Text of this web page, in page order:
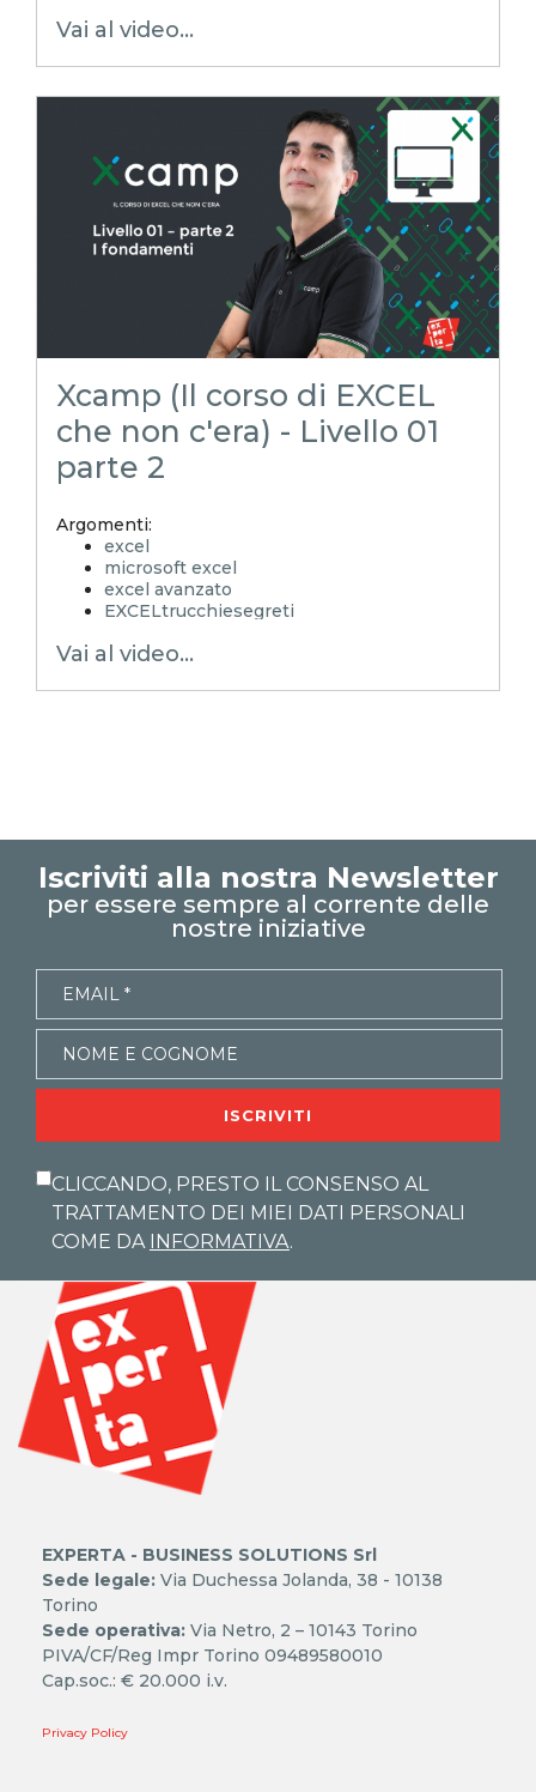
xls
excel tips
EXCELoltreognilimite
EXCELoltreognilimiteTRUCCHIeSEGRETI
excel tutorial italiano
excel magico
Xcamp
emmanuele vietti
corso excel
iniziare a impare excel
Xcamp teoria
Vai al video...
Xcamp (Il corso di EXCEL
che non c'era) - Livello 01
parte 2
Argomenti:
excel
microsoft excel
excel avanzato
EXCELtrucchiesegreti
xlsx
EXCELoltreognilimiteTRUCCHIeSEGRETI
foglio di lavoro
collegamenti esterni
formule
collegamenti
commenti
Xcamp teoria
Vai al video...
Iscriviti alla nostra Newsletter
per essere sempre al corrente delle
nostre iniziative
ISCRIVITI
CLICCANDO, PRESTO IL CONSENSO AL
TRATTAMENTO DEI MIEI DATI PERSONALI
COME DA INFORMATIVA.
EXPERTA - BUSINESS SOLUTIONS Srl
Sede legale: Via Duchessa Jolanda, 38 - 10138
Torino
Sede operativa: Via Netro, 2 – 10143 Torino
PIVA/CF/Reg Impr Torino 09489580010
Cap.soc.: € 20.000 i.v.
Privacy Policy